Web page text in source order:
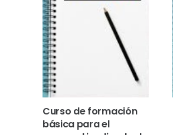
Curso de formación
básica para el